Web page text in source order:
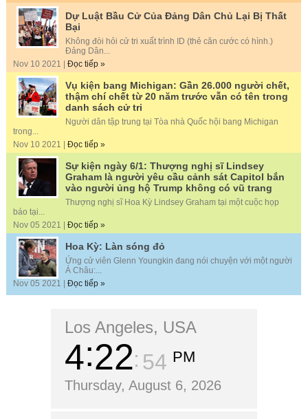
Dự Luật Bầu Cử Của Đảng Dân Chủ Lại Bị Thất
Bại
Không đòi hỏi cử tri xuất trình ID (thẻ căn cước có hình.)
Đảng Dân...
Nov 10 2021 | Đọc tiếp »
Vụ kiện bang Michigan: Gần 26.000 người chết,
thậm chí chết từ 20 năm trước vẫn có tên trong
danh sách cử tri
Người dân tập trung tại Tòa nhà Quốc hội bang Michigan
trong...
Nov 10 2021 | Đọc tiếp »
Sự kiện ngày 6/1: Thượng nghị sĩ Lindsey
Graham là người yêu cầu cảnh sát Capitol bắn
vào người ủng hộ Trump không có vũ trang
Thượng nghị sĩ Hoa Kỳ Lindsey Graham tại một cuộc họp
báo tại...
Nov 05 2021 | Đọc tiếp »
Hoa Kỳ: Làn sóng đỏ
Ứng cử viên Glenn Youngkin đang nói chuyện với một người
Á Châu:...
Nov 05 2021 | Đọc tiếp »
Los Angeles, USA
4 22 55 PM
Thursday, August 6, 2026